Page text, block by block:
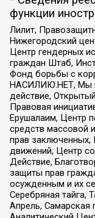
функции
Лилит,
Нижегородский
Центр гендерных
граждан Штаб,
Фонд борьбы с
НАСИЛИЮ.НЕТ, Мы
действие,
Правовая
Ерушалаим, Центр
средств массовой
прав заключенных,
движений, Центр
Действие,
защиты прав
осужденным и их
Серебряная тайга,
Апрель, Самарская